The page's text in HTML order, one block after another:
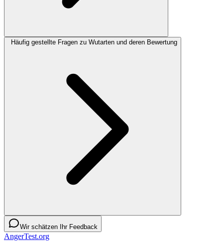
Häufig gestellte Fragen zu Wutarten und deren Bewertung
Wir schätzen Ihr Feedback
AngerTest.org